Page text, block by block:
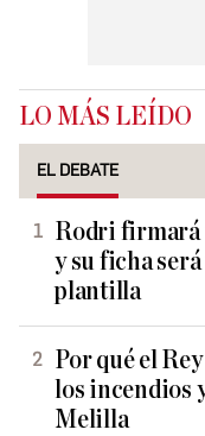
LO MÁS LEÍDO
EL DEBATE
Rodri firmará
y su ficha será
plantilla
Por qué el
los incendios
Melilla